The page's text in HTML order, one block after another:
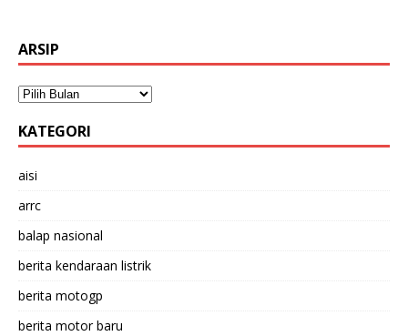
ARSIP
KATEGORI
aisi
arrc
balap nasional
berita kendaraan listrik
berita motogp
berita motor baru